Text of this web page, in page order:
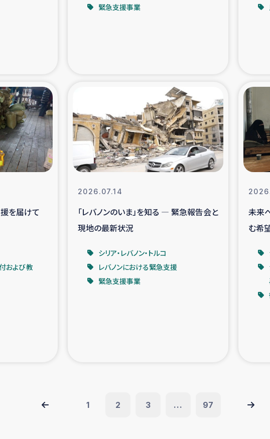
コーヒー生産者支援 アイナロ県マウベシ郡
ート大規模爆発被災者支援 女性の生
ォレストリー（カカオ）事業
緊急支援事業
を届けて
および教
2026.07.14
「レバノンのいま」を知る ― 緊急報告会と
現地の最新状況
シリア・レバノン・トルコ
レバノンにおける緊急支援
緊急支援事業
未来
む希
1 2 3 ... 97